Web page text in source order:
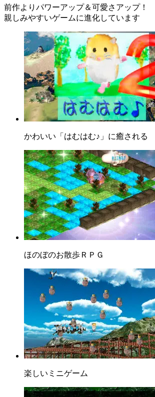
前作よりパワーアップ＆可愛さアップ！
親しみやすいゲームに進化しています
かわいい「はむはむ♪」に癒される
ほのぼのお散歩ＲＰＧ
楽しいミニゲーム